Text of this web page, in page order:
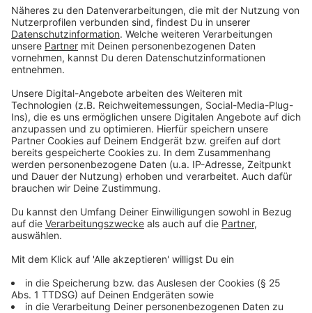
Anzeige
Und so bereitet ihr das Essen zu
Anzeige
Den Mascarpone mit dem Rum und dem
Rübenkraut mischen.
Die Gelatine einweichen, gut ausdrücken und in
etwas erhitzter Mascarponecreme auflösen.
Den Boden eines Metalrahmens mit einer Lage
auslegen.
Die aufgelöste Gelatine zu der Mascarponemasse
Sahne unterheben.
Das Honigbrot mit Orangenlikör tränken und die